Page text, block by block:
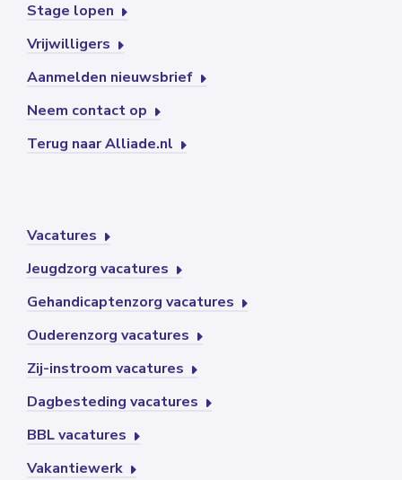
Stage lopen
Vrijwilligers
Aanmelden nieuwsbrief
Neem contact op
Terug naar Alliade.nl
Vacatures
Jeugdzorg vacatures
Gehandicaptenzorg vacatures
Ouderenzorg vacatures
Zij-instroom vacatures
Dagbesteding vacatures
BBL vacatures
Vakantiewerk